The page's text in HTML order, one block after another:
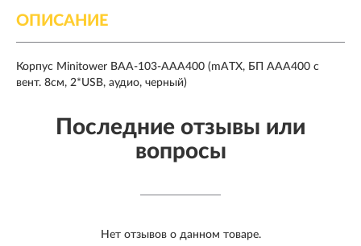
ОПИСАНИЕ
Корпус Minitower BAA-103-AAA400 (mATX, БП AAA400 с
вент. 8см, 2*USB, аудио, черный)
Последние отзывы или
вопросы
Нет отзывов о данном товаре.